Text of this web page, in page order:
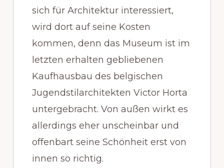
sich für Architektur interessiert,
wird dort auf seine Kosten
kommen, denn das Museum ist im
letzten erhalten gebliebenen
Kaufhausbau des belgischen
Jugendstilarchitekten Victor Horta
untergebracht. Von außen wirkt es
allerdings eher unscheinbar und
offenbart seine Schönheit erst von
innen so richtig.